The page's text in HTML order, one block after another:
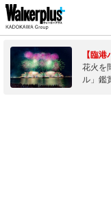
【臨
花火を
ル」鑑